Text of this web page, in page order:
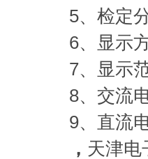
5、检定
6、显示
7、显示
8、交流
9、直流
， 天津电